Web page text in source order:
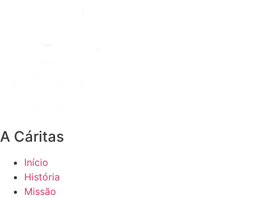
A Cáritas
Início
História
Missão